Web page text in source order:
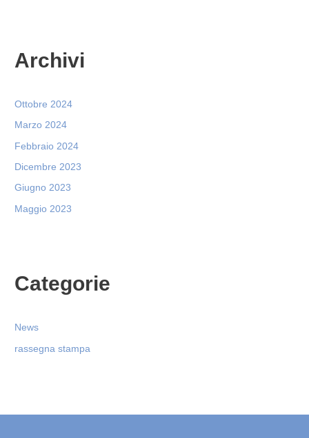
Archivi
Ottobre 2024
Marzo 2024
Febbraio 2024
Dicembre 2023
Giugno 2023
Maggio 2023
Categorie
News
rassegna stampa